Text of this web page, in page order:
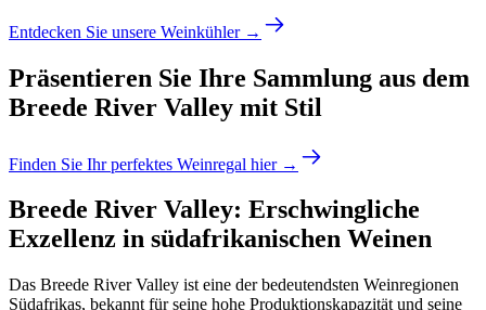
Entdecken Sie unsere Weinkühler →
Präsentieren Sie Ihre Sammlung aus dem
Breede River Valley mit Stil
Finden Sie Ihr perfektes Weinregal hier →
Breede River Valley: Erschwingliche
Exzellenz in südafrikanischen Weinen
Das Breede River Valley ist eine der bedeutendsten Weinregionen
Südafrikas, bekannt für seine hohe Produktionskapazität und seine